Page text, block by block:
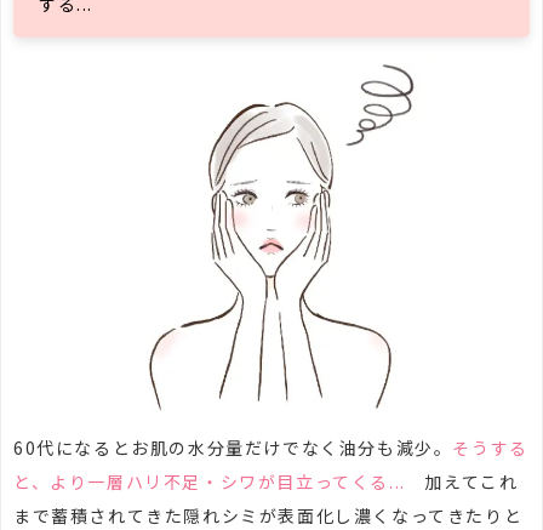
60代になるとお肌の水分量だけでなく油分も減少。 そうする
と、より一層ハリ不足・シワが目立ってくる... 加えてこれ
まで蓄積されてきた隠れシミが表面化し濃くなってきたりと